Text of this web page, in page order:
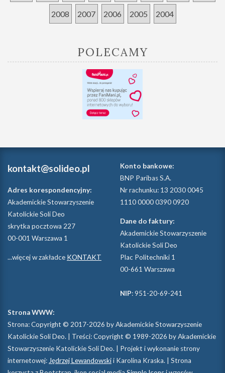
2008 2007 2006 2005 2004
POLECAMY
kontakt@solideo.pl
Adres korespondencyjny:
Akademickie Stowarzyszenie
Katolickie Soli Deo
skrytka pocztowa 227
00-001 Warszawa 1
...więcej w zakładce KONTAKT
Konto bankowe:
BNP Paribas S.A.
Nr rachunku: 13 2030 0045
1110 0000 0390 0920
Dane do faktury:
Akademickie Stowarzyszenie
Katolickie Soli Deo
Plac Politechniki 1
00-661 Warszawa
NIP: 951-20-69-241
Strona WWW:
Strona: Copyright © 2017-2026 by Akademickie Stowarzyszenie
Katolickie Soli Deo. | Treści: Copyright © 1989-2026 by Akademickie
Stowarzyszenie Katolickie Soli Deo. | Projekt i wykonanie strony
internetowej: Jędrzej Lewandowskii Karolina Kraska. | Strona